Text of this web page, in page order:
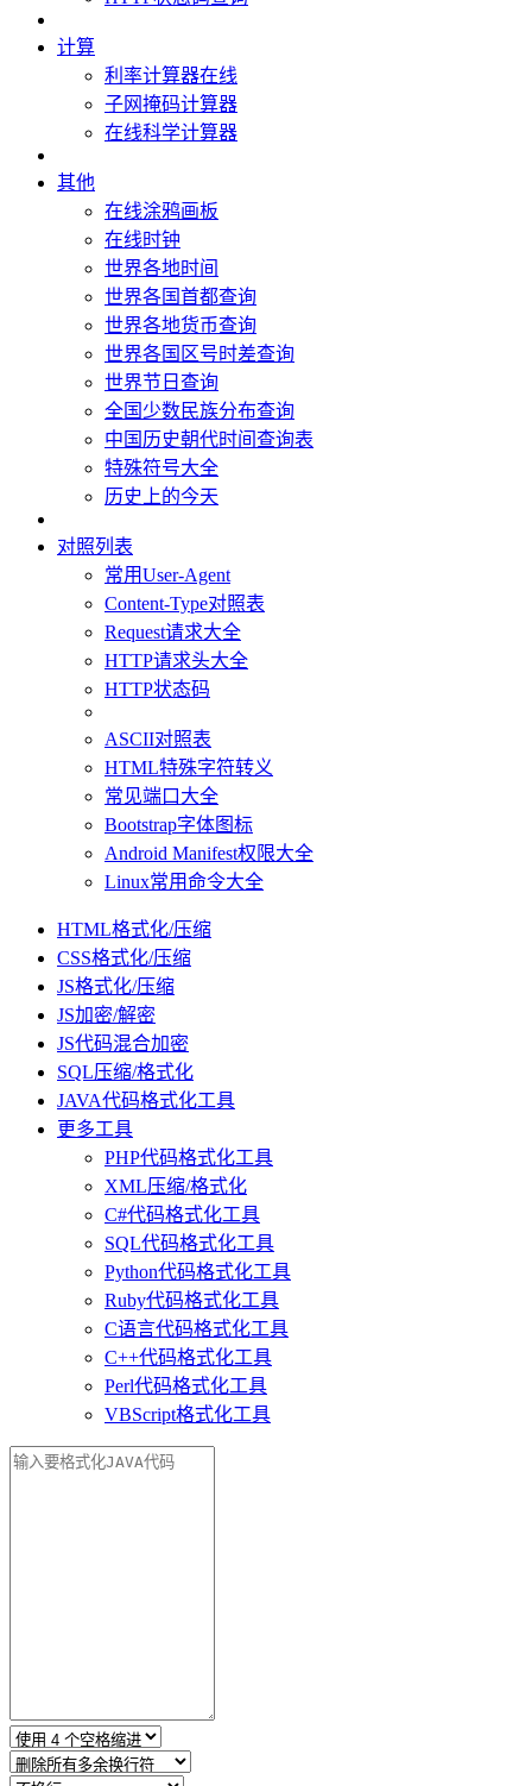
计算
利率计算器在线
子网掩码计算器
在线科学计算器
其他
在线涂鸦画板
在线时钟
世界各地时间
世界各国首都查询
世界各地货币查询
世界各国区号时差查询
世界节日查询
全国少数民族分布查询
中国历史朝代时间查询表
特殊符号大全
历史上的今天
对照列表
常用User-Agent
Content-Type对照表
Request请求大全
HTTP请求头大全
HTTP状态码
ASCII对照表
HTML特殊字符转义
常见端口大全
Bootstrap字体图标
Android Manifest权限大全
Linux常用命令大全
HTML格式化/压缩
CSS格式化/压缩
JS格式化/压缩
JS加密/解密
JS代码混合加密
SQL压缩/格式化
JAVA代码格式化工具
更多工具
PHP代码格式化工具
XML压缩/格式化
C#代码格式化工具
SQL代码格式化工具
Python代码格式化工具
Ruby代码格式化工具
C语言代码格式化工具
C++代码格式化工具
Perl代码格式化工具
VBScript格式化工具